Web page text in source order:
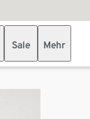
Sale Mehr